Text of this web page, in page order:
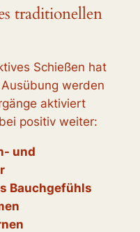
traditionellen
Schießen hat
werden
aktiviert
positiv weiter:
und
Bauchgefühls